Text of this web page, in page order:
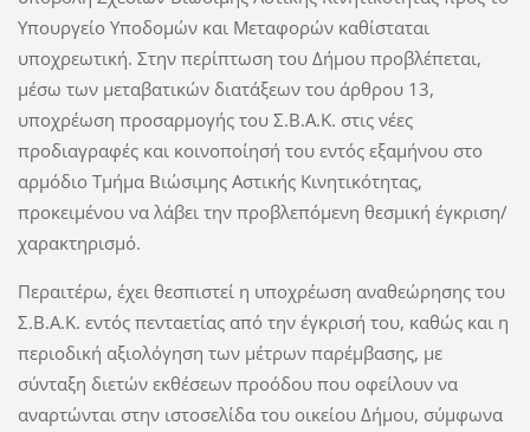
Υπουργείο Υποδομών και Μεταφορών καθίσταται
υποχρεωτική. Στην περίπτωση του Δήμου προβλέπεται,
μέσω των μεταβατικών διατάξεων του άρθρου 13,
υποχρέωση προσαρμογής του Σ.Β.Α.Κ. στις νέες
προδιαγραφές και κοινοποίησή του εντός εξαμήνου στο
αρμόδιο Τμήμα Βιώσιμης Αστικής Κινητικότητας,
προκειμένου να λάβει την προβλεπόμενη θεσμική έγκριση/
χαρακτηρισμό.
Περαιτέρω, έχει θεσπιστεί η υποχρέωση αναθεώρησης του
Σ.Β.Α.Κ. εντός πενταετίας από την έγκρισή του, καθώς και η
περιοδική αξιολόγηση των μέτρων παρέμβασης, με
σύνταξη διετών εκθέσεων προόδου που οφείλουν να
αναρτώνται στην ιστοσελίδα του οικείου Δήμου, σύμφωνα